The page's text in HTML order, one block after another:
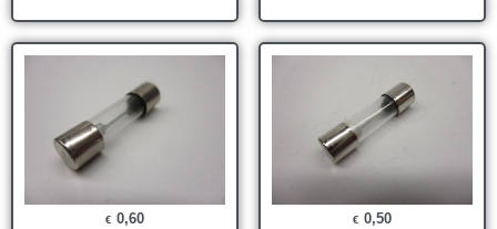
€ 0,60 € 0,50